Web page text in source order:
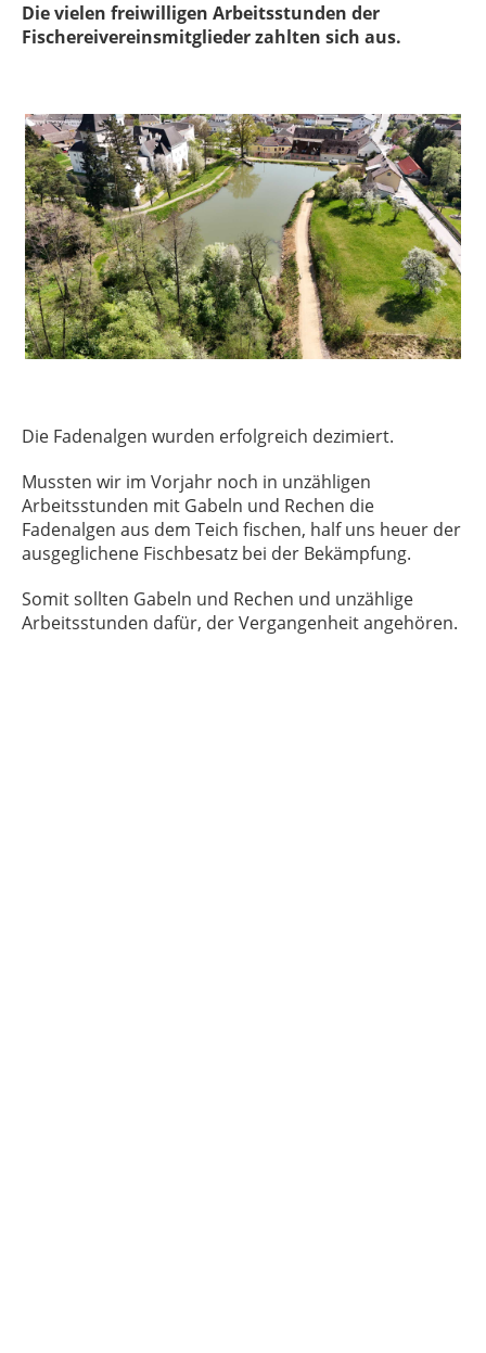
Die vielen freiwilligen Arbeitsstunden der
Fischereivereinsmitglieder zahlten sich aus.
Die Fadenalgen wurden erfolgreich dezimiert.
Mussten wir im Vorjahr noch in unzähligen
Arbeitsstunden mit Gabeln und Rechen die
Fadenalgen aus dem Teich fischen, half uns heuer der
ausgeglichene Fischbesatz bei der Bekämpfung.
Somit sollten Gabeln und Rechen und unzählige
Arbeitsstunden dafür, der Vergangenheit angehören.